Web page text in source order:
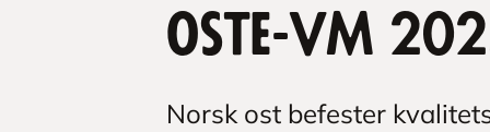
oste-VM
Norsk ost befester